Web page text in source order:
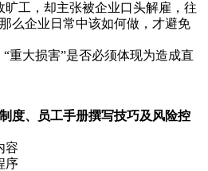
旷工，却主张被企业口头解雇，往
么企业日常中该如何做，才避免
重大损害”是否必须体现为造成直
度、员工手册撰写技巧及风险控
容
序